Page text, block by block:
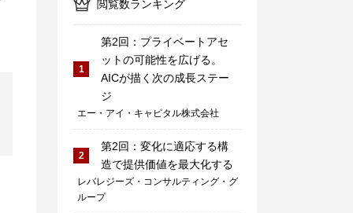
閲覧数ランキング
1
第2回：プライベートアセ
ットの可能性を広げる。
AICが描く次の成長ステー
ジ
エー・アイ・キャピタル株式会社
2
第2回：変化に適応する構
造で提供価値を最大化する
レバレジーズ・コンサルティング・グ
ループ